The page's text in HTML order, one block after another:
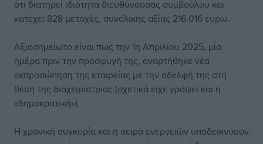
ότι διατηρεί ιδιότητα διευθύνουσας συμβούλου και
κατέχει 828 μετοχές, συνολικής αξίας 216.016 ευρώ.
Αξιοσημείωτο είναι πως την 1η Απριλίου 2025, μία
ημέρα πριν την προσφυγή της, αναρτήθηκε νέα
εκπροσώπηση της εταιρείας με την αδελφή της στη
θέση της διαχειρίστριας (σχετικά είχε γράψει και η
«δημοκρατική»).
Η χρονική συγκυρία και η σειρά ενεργειών υποδεικνύουν